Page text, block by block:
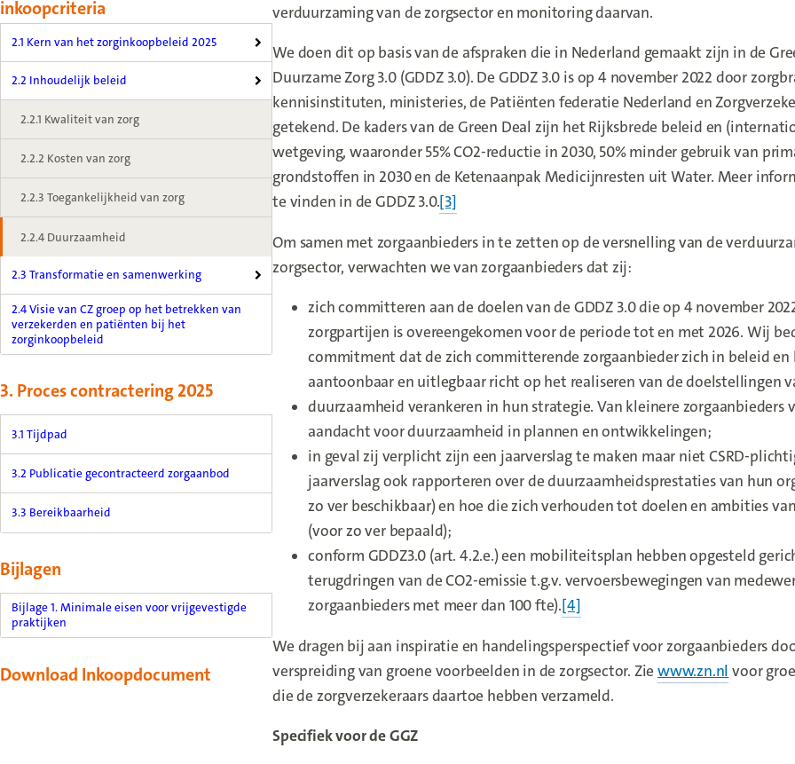
verduurzaming van de zorgsector en monitoring daarvan.
We doen dit op basis van de afspraken die in Nederland gemaakt zijn in de
Duurzame Zorg 3.0 (GDDZ 3.0). De GDDZ 3.0 is op 4 november 2022 door
kennisinstituten, ministeries, de Patiënten federatie Nederland en
getekend. De kaders van de Green Deal zijn het Rijksbrede beleid en
wetgeving, waaronder 55% CO2-reductie in 2030, 50% minder gebruik van
grondstoffen in 2030 en de Ketenaanpak Medicijnresten uit Water. Meer
te vinden in de GDDZ 3.0.[3]
Om samen met zorgaanbieders in te zetten op de versnelling van de
zorgsector, verwachten we van zorgaanbieders dat zij:
zich committeren aan de doelen van de GDDZ 3.0 die op 4 november
zorgpartijen is overeengekomen voor de periode tot en met 2026. Wij
commitment dat de zich committerende zorgaanbieder zich in beleid en
aantoonbaar en uitlegbaar richt op het realiseren van de doelstellingen
duurzaamheid verankeren in hun strategie. Van kleinere zorgaanbieders
aandacht voor duurzaamheid in plannen en ontwikkelingen;
in geval zij verplicht zijn een jaarverslag te maken maar niet CSRD-
jaarverslag ook rapporteren over de duurzaamheidsprestaties van hun
zo ver beschikbaar) en hoe die zich verhouden tot doelen en ambities
(voor zo ver bepaald);
conform GDDZ3.0 (art. 4.2.e.) een mobiliteitsplan hebben opgesteld
terugdringen van de CO2-emissie t.g.v. vervoersbewegingen van
zorgaanbieders met meer dan 100 fte).[4]
We dragen bij aan inspiratie en handelingsperspectief voor zorgaanbieders
verspreiding van groene voorbeelden in de zorgsector. Ziewww.zn.nl (new
voor
die de zorgverzekeraars daartoe hebben verzameld.
Specifiek voor de GGZ
inkoopcriteria
2.1 Kern van het zorginkoopbeleid 2025
2.2 Inhoudelijk beleid
2.2.1 Kwaliteit van zorg
2.2.2 Kosten van zorg
2.2.3 Toegankelijkheid van zorg
2.2.4 Duurzaamheid
2.3 Transformatie en samenwerking
2.4 Visie van CZ groep op het betrekken van
verzekerden en patiënten bij het
zorginkoopbeleid
3. Proces contractering 2025
3.1 Tijdpad
3.2 Publicatie gecontracteerd zorgaanbod
3.3 Bereikbaarheid
Bijlagen
Bijlage 1. Minimale eisen voor vrijgevestigde
praktijken
Download Inkoopdocument